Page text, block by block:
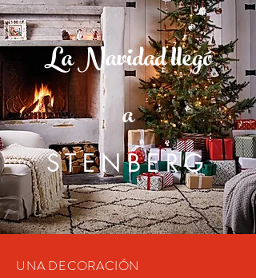
La Navidad llegó
a
STENBERG
UNA DECORACIÓN